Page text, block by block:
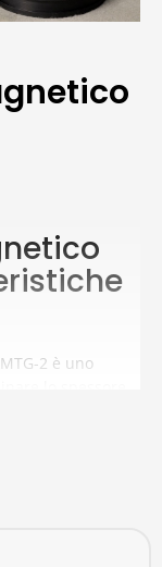
2 è uno
sulla